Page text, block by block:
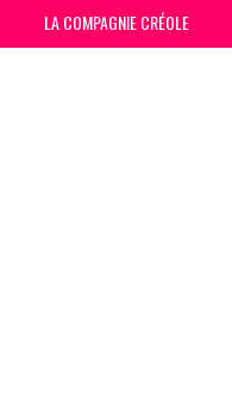
LA COMPAGNIE CRÉOLE